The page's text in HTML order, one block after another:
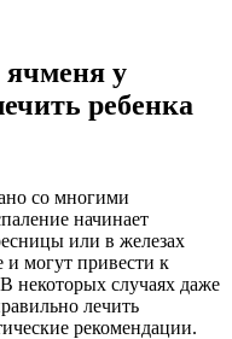
у
ребенка
со многими
начинает
или в железах
могут привести к
некоторых случаях даже
лечить
рекомендации.